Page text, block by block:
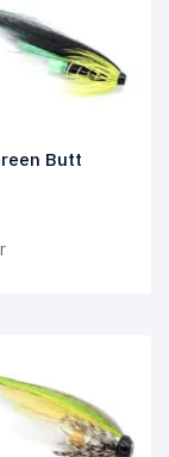
Butt